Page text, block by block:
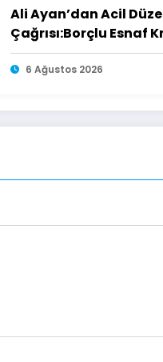
Ali Ayan’dan Acil
Çağrısı:Borçlu Esnaf
Ulaşamıyor
6 Ağustos 2026